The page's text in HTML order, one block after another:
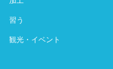
習う
観光・イベント